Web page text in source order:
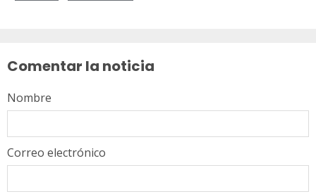
Comentar la noticia
Nombre
Correo electrónico